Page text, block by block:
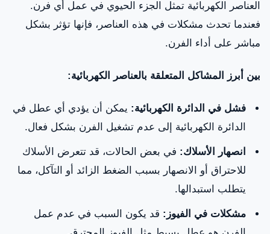
العناصر الكهربائية تمثل الجزء الحيوي في عمل أي فرن.
فعندما تحدث مشكلات في هذه العناصر، فإنها تؤثر بشكل
مباشر على أداء الفرن.
بين أبرز المشاكل المتعلقة بالعناصر الكهربائية:
فشل في الدائرة الكهربائية: يمكن أن يؤدي أي عطل في
الدائرة الكهربائية إلى عدم تشغيل الفرن بشكل فعال.
انصهار الأسلاك: في بعض الحالات، قد تتعرض الأسلاك
للاحتراق أو الانصهار بسبب الضغط الزائد أو التآكل، مما
يتطلب استبدالها.
مشكلات في الفيوز: قد يكون السبب في عدم عمل